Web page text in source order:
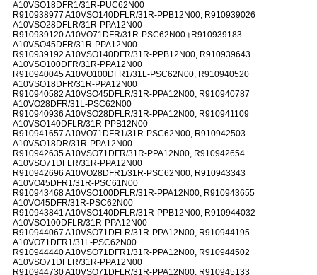
A10VSO18DFR1/31R-PUC62N00
R910938977 A10VSO140DFLR/31R-PPB12N00, R910939026
A10VSO28DFLR/31R-PPA12N00
R910939120 A10VO71DFR/31R-PSC62N00।R910939183
A10VSO45DFR/31R-PPA12N00
R910939192 A10VSO140DFR/31R-PPB12N00, R910939643
A10VSO100DFR/31R-PPA12N00
R910940045 A10VO100DFR1/31L-PSC62N00, R910940520
A10VSO18DFR/31R-PPA12N00
R910940582 A10VSO45DFLR/31R-PPA12N00, R910940787
A10VO28DFR/31L-PSC62N00
R910940936 A10VSO28DFLR/31R-PPA12N00, R910941109
A10VSO140DFLR/31R-PPB12N00
R910941657 A10VO71DFR1/31R-PSC62N00, R910942503
A10VSO18DR/31R-PPA12N00
R910942635 A10VSO71DFR/31R-PPA12N00, R910942654
A10VSO71DFLR/31R-PPA12N00
R910942696 A10VO28DFR1/31R-PSC62N00, R910943343
A10VO45DFR1/31R-PSC61N00
R910943468 A10VSO100DFLR/31R-PPA12N00, R910943655
A10VO45DFR/31R-PSC62N00
R910943841 A10VSO140DFLR/31R-PPB12N00, R910944032
A10VSO100DFLR/31R-PPA12N00
R910944067 A10VSO71DFLR/31R-PPA12N00, R910944195
A10VO71DFR1/31L-PSC62N00
R910944440 A10VSO71DFR1/31R-PPA12N00, R910944502
A10VSO71DFLR/31R-PPA12N00
R910944730 A10VSO71DFLR/31R-PPA12N00, R910945133